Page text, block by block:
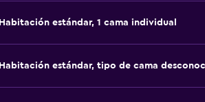
Habitación estándar, 1 cama individual
Habitación estándar, tipo de cama